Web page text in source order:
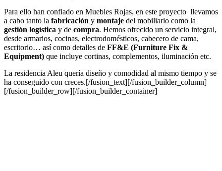
Para ello han confiado en Muebles Rojas, en este proyecto llevamos
a cabo tanto la fabricación y montaje del mobiliario como la
gestión logística y de compra. Hemos ofrecido un servicio integral,
desde armarios, cocinas, electrodomésticos, cabecero de cama,
escritorio… así como detalles de FF&E (Furniture Fix &
Equipment) que incluye cortinas, complementos, iluminación etc.
La residencia Aleu quería diseño y comodidad al mismo tiempo y se
ha conseguido con creces.[/fusion_text][/fusion_builder_column]
[/fusion_builder_row][/fusion_builder_container]